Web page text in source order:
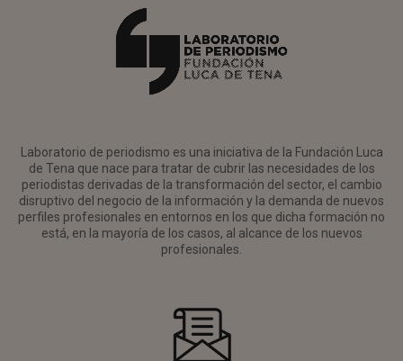
Laboratorio de periodismo es una iniciativa de la Fundación Luca
de Tena que nace para tratar de cubrir las necesidades de los
periodistas derivadas de la transformación del sector, el cambio
disruptivo del negocio de la información y la demanda de nuevos
perfiles profesionales en entornos en los que dicha formación no
está, en la mayoría de los casos, al alcance de los nuevos
profesionales.